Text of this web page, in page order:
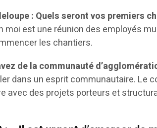
: Quels seront vos premiers
moi est une réunion des employés
les chantiers.
de la communauté
dans un esprit communautaire. Le
avec des projets porteurs et